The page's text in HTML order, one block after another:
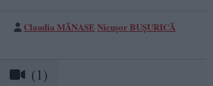
Claudia MĂNASE Nicușor BUȘURICĂ
(1)